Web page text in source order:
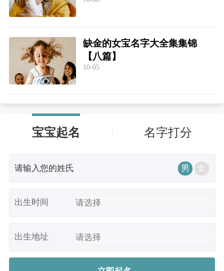
缺金的女宝名字大全集集锦
【八篇】
10-05
宝宝起名 名字打分
男 女
出生时间
出生地址